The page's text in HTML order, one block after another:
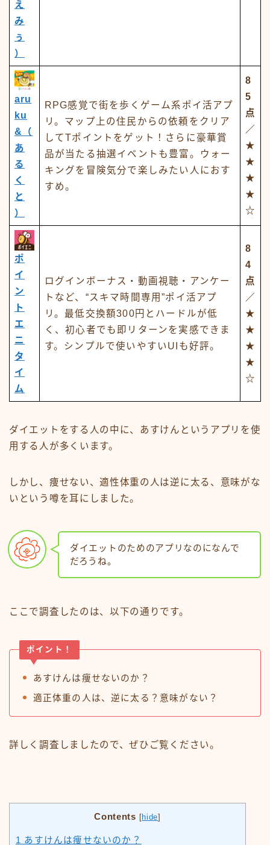
え
み
ぅ
）
aru
ku
&（
あ
る
く
と
）
RPG感覚で街を歩くゲーム系ポイ活アプ
リ。マップ上の住民からの依頼をクリア
してTポイントをゲット！さらに豪華賞
品が当たる抽選イベントも豊富。ウォー
キングを冒険気分で楽しみたい人におす
すめ。
8
5
点
／
★
★
★
★
☆
ポ
イ
ン
ト
エ
ニ
タ
イ
ム
ログインボーナス・動画視聴・アンケー
トなど、“スキマ時間専用”ポイ活アプ
リ。最低交換額300円とハードルが低
く、初心者でも即リターンを実感できま
す。シンプルで使いやすいUIも好評。
8
4
点
／
★
★
★
★
☆
ダイエットをする人の中に、あすけんというアプリを使
用する人が多くいます。
しかし、痩せない、適性体重の人は逆に太る、意味がな
いという噂を耳にしました。
ダイエットのためのアプリなのになんで
だろうね。
ここで調査したのは、以下の通りです。
ポイント！
あすけんは痩せないのか？
適正体重の人は、逆に太る？意味がない？
詳しく調査しましたので、ぜひご覧ください。
Contents [hide]
1 あすけんは痩せないのか？